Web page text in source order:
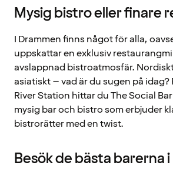
Mysig bistro eller finare
I Drammen finns något för alla,
uppskattar en exklusiv
avslappnad bistroatmosfär.
asiatiskt – vad är du sugen på
River Station hittar du The Social
mysig bar och bistro som erbjuder
bistrorätter med en twist.
Besök de bästa barerna